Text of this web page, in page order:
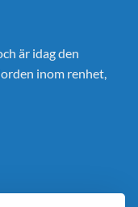
är idag den
inom renhet,